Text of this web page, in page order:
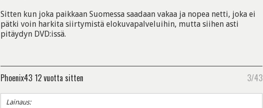
Sitten kun joka paikkaan Suomessa saadaan vakaa ja nopea netti, joka ei
pätki voin harkita siirtymistä elokuvapalveluihin, mutta siihen asti
pitäydyn DVD:issä.
Phoenix43 12 vuotta sitten 3/43
Lainaus: